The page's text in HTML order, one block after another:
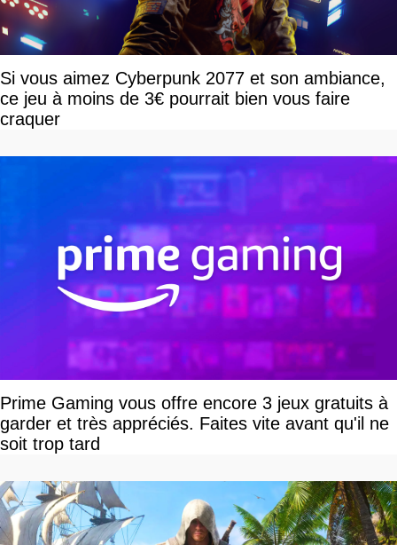
Si vous aimez Cyberpunk 2077 et son ambiance,
ce jeu à moins de 3€ pourrait bien vous faire
craquer
Prime Gaming vous offre encore 3 jeux gratuits à
garder et très appréciés. Faites vite avant qu'il ne
soit trop tard